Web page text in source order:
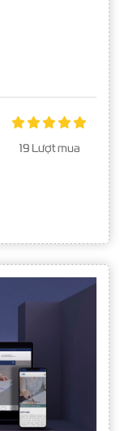
19 Lượt mua